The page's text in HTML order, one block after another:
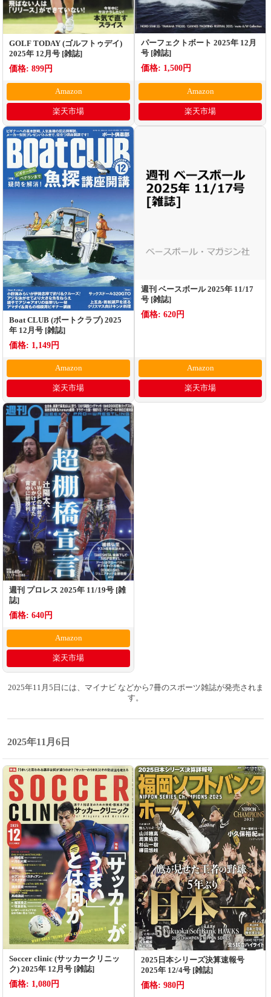
GOLF TODAY (ゴルフトゥデイ)
2025年 12月号 [雑誌]
価格: 899円
Amazon
楽天市場
パーフェクトボート 2025年 12月
号 [雑誌]
価格: 1,500円
Amazon
楽天市場
Boat CLUB (ボートクラブ) 2025
年 12月号 [雑誌]
価格: 1,149円
Amazon
楽天市場
週刊 ベースボール 2025年 11/17
号 [雑誌]
価格: 620円
Amazon
楽天市場
週刊 プロレス 2025年 11/19号 [雑
誌]
価格: 640円
Amazon
楽天市場
2025年11月5日には、マイナビ などから7冊のスポーツ雑誌が発売されま
す。
2025年11月6日
Soccer clinic (サッカークリニッ
ク) 2025年 12月号 [雑誌]
価格: 1,080円
2025日本シリーズ決算速報号
2025年 12/4号 [雑誌]
価格: 980円